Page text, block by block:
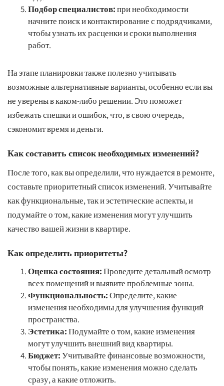
Подбор специалистов:при необходимости
начните поиск и контактирование с подрядчиками,
чтобы узнать их расценки и сроки выполнения
работ.
На этапе планировки также полезно учитывать
возможные альтернативные варианты, особенно если вы
не уверены в каком-либо решении. Это поможет
избежать спешки и ошибок, что, в свою очередь,
сэкономит время и деньги.
Как составить список необходимых изменений?
После того, как вы определили, что нуждается в ремонте,
составьте приоритетный список изменений. Учитывайте
как функциональные, так и эстетические аспекты, и
подумайте о том, какие изменения могут улучшить
качество вашей жизни в квартире.
Как определить приоритеты?
Оценка состояния:Проведите детальный осмотр
всех помещений и выявите проблемные зоны.
Функциональность:Определите, какие
изменения необходимы для улучшения функций
пространства.
Эстетика:Подумайте о том, какие изменения
могут улучшить внешний вид квартиры.
Бюджет:Учитывайте финансовые возможности,
чтобы понять, какие изменения можно сделать
сразу, а какие отложить.